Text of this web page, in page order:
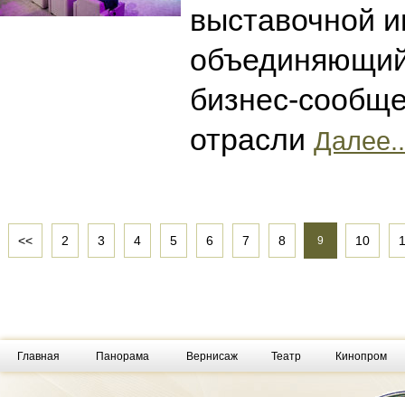
выставочной
бизнес-
отрасли
<< 2 3 4 5 6 7 8 9 10
Главная Панорама Вернисаж Театр Кинопром